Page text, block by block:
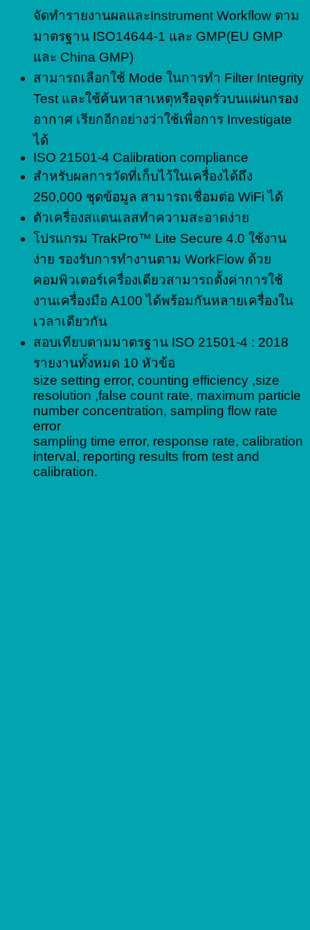
จัดทำรายงานผลและInstrument Workflow ตาม
มาตรฐาน ISO14644-1 และ GMP(EU GMP
และ China GMP)
สามารถเลือกใช้ Mode ในการทำ Filter Integrity
Test และใช้ค้นหาสาเหตุหรือจุดรั่วบนแผ่นกรอง
อากาศ เรียกอีกอย่างว่าใช้เพื่อการ Investigate
ได้
ISO 21501-4 Calibration compliance
สำหรับผลการวัดที่เก็บไว้ในเครื่องได้ถึง
250,000 ชุดข้อมูล สามารถเชื่อมต่อ WiFi ได้
ตัวเครื่องสแตนเลสทำความสะอาดง่าย
โปรแกรม TrakPro™ Lite Secure 4.0 ใช้งาน
ง่าย รองรับการทำงานตาม WorkFlow ด้วย
คอมพิวเตอร์เครื่องเดียวสามารถตั้งค่าการใช้
งานเครื่องมือ A100 ได้พร้อมกันหลายเครื่องใน
เวลาเดียวกัน
สอบเทียบตามมาตรฐาน ISO 21501-4 : 2018
รายงานทั้งหมด 10 หัวข้อ
size setting error, counting efficiency ,size
resolution ,false count rate, maximum particle
number concentration, sampling flow rate
error
sampling time error, response rate, calibration
interval, reporting results from test and
calibration.